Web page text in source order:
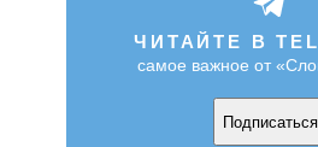
ЧИТАЙТЕ В
самое важное от
Подписаться